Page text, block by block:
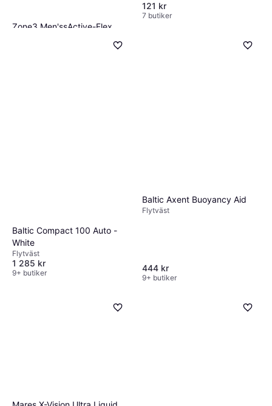
Zone3 Men'ssActive-Flex
121 kr
7 butiker
Baltic Compact 100 Auto -
White
Flytväst
1 285 kr
9+ butiker
Baltic Axent Buoyancy Aid
Flytväst
444 kr
9+ butiker